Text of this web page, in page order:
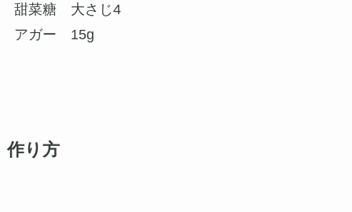
甜菜糖 大さじ4
アガー 15g
作り方